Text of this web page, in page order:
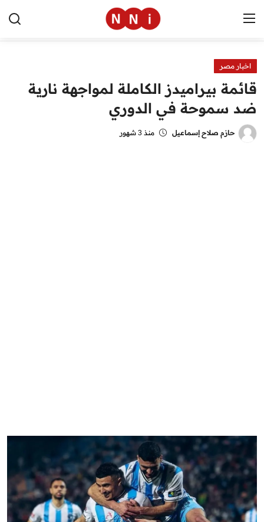
الرئيسية
اخبار مصر
العالم
اخبار مصر
قائمة بيراميدز الكاملة لمواجهة نارية
ضد سموحة في الدوري
حازم صلاح إسماعيل منذ 3 شهور